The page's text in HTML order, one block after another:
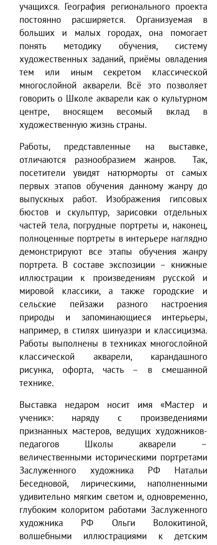
учащихся. География регионального проекта
постоянно расширяется. Организуемая в
больших и малых городах, она помогает
понять методику обучения, систему
художественных заданий, приёмы овладения
тем или иным секретом классической
многослойной акварели. Всё это позволяет
говорить о Школе акварели как о культурном
центре, вносящем весомый вклад в
художественную жизнь страны.
Работы, представленные на выставке,
отличаются разнообразием жанров. Так,
посетители увидят натюрморты от самых
первых этапов обучения данному жанру до
выпускных работ. Изображения гипсовых
бюстов и скульптур, зарисовки отдельных
частей тела, погрудные портреты и, наконец,
полноценные портреты в интерьере наглядно
демонстрируют все этапы обучения жанру
портрета. В составе экспозиции – книжные
иллюстрации к произведениям русской и
мировой классики, а также городские и
сельские пейзажи разного настроения
природы и запоминающиеся интерьеры,
например, в стилях шинуазри и классицизма.
Работы выполнены в техниках многослойной
классической акварели, карандашного
рисунка, офорта, часть – в смешанной
технике.
Выставка недаром носит имя «Мастер и
ученик»: наряду с произведениями
признанных мастеров, ведущих художников-
педагогов Школы акварели –
величественными историческими портретами
Заслуженного художника РФ Натальи
Беседновой, лирическими, наполненными
удивительно мягким светом и, одновременно,
глубоким колоритом работами Заслуженного
художника РФ Ольги Волокитиной,
волшебными иллюстрациями к детским